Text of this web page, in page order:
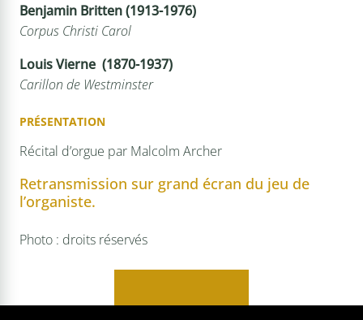
Benjamin Britten (1913-1976)
Corpus Christi Carol
Louis Vierne (1870-1937)
Carillon de Westminster
PRÉSENTATION
Récital d’orgue par Malcolm Archer
Retransmission sur grand écran du jeu de
l’organiste.
Photo : droits réservés